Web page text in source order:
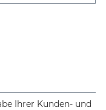
Ihrer Kunden- und